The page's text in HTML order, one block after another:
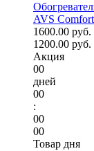
AVS
1600.00 руб.
1200.00 руб.
Акция
00
дней
00
:
00
00
Товар дня